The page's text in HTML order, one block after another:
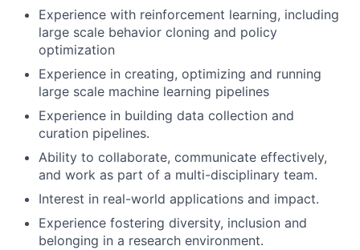
Experience with reinforcement learning, including
large scale behavior cloning and policy
optimization
Experience in creating, optimizing and running
large scale machine learning pipelines
Experience in building data collection and
curation pipelines.
Ability to collaborate, communicate effectively,
and work as part of a multi-disciplinary team.
Interest in real-world applications and impact.
Experience fostering diversity, inclusion and
belonging in a research environment.